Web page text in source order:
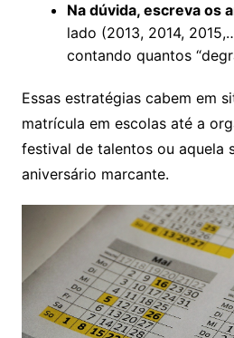
Na dúvida, escreva os
lado (2013, 2014,
contando quantos
Essas estratégias cabem em
matrícula em escolas até a
festival de talentos ou aquela
aniversário marcante.